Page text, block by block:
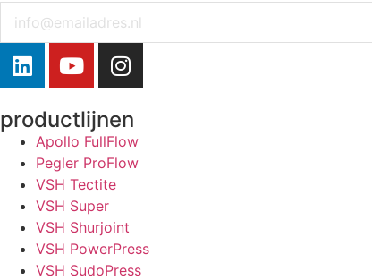
productlijnen
Apollo FullFlow
Pegler ProFlow
VSH Tectite
VSH Super
VSH Shurjoint
VSH PowerPress
VSH SudoPress